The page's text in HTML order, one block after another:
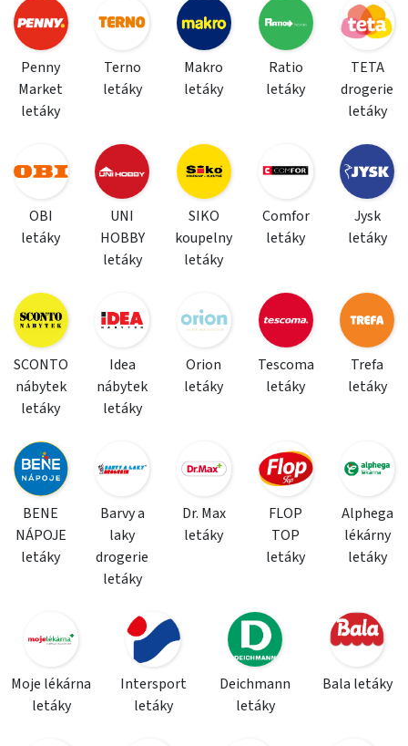
Penny
Market
letáky
Terno
letáky
Makro
letáky
Ratio
letáky
TETA
drogerie
letáky
OBI
letáky
UNI
HOBBY
letáky
SIKO
koupelny
letáky
Comfor
letáky
Jysk
letáky
SCONTO
nábytek
letáky
Idea
nábytek
letáky
Orion
letáky
Tescoma
letáky
Trefa
letáky
BENE
NÁPOJE
letáky
Barvy a
laky
drogerie
letáky
Dr. Max
letáky
FLOP
TOP
letáky
Alphega
lékárny
letáky
Moje lékárna
letáky
Intersport
letáky
Deichmann
letáky
Bala letáky